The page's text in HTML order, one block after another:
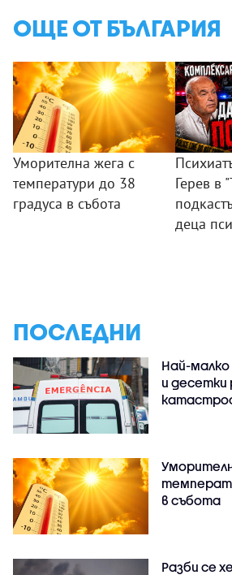
ОЩЕ ОТ БЪЛГАРИЯ
Уморителна жега с
температури до 38
градуса в събота
Герев в
деца
ПОСЛЕДНИ
Най-малко
и десетки
в събота
Разби се